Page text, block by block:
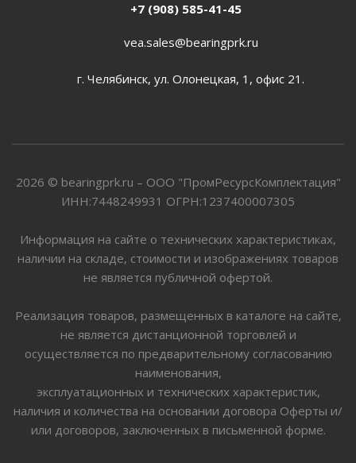
+7 (908) 585-41-45
vea.sales@bearingprk.ru
г. Челябинск, ул. Олонецкая, 1, офис 21.
2026 © bearingprk.ru – ООО "ПромРесурсКомплектация"
ИНН:7448249931 ОГРН:1237400007305
Информация на сайте о технических характеристиках,
наличии на складе, стоимости и изображениях товаров
не является публичной офертой.
Реализация товаров, размещенных в каталоге на сайте,
не является дистанционной торговлей и
осуществляется по предварительному согласованию
наименования,
эксплуатационных и технических характеристик,
наличия и количества на основании договора Оферты и/
или договоров, заключенных в письменной форме.